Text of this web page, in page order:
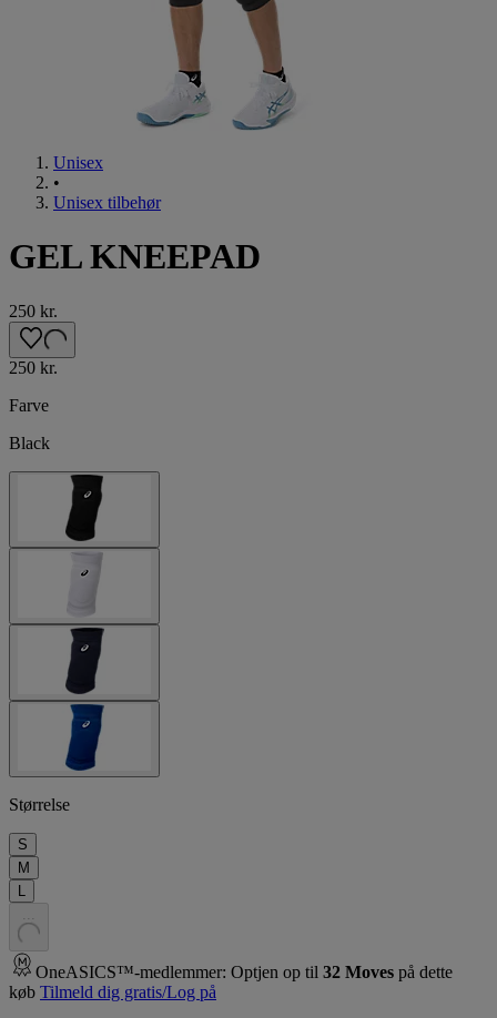
Unisex
•
Unisex tilbehør
GEL KNEEPAD
250 kr.
250 kr.
Farve
Black
Størrelse
S
M
L
OneASICS™-medlemmer: Optjen op til 32 Moves på dette
køb Tilmeld dig gratis/Log på